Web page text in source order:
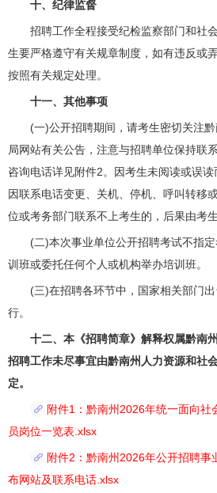
十、纪律监督
招聘工作全程接受纪检监察部门和社
生要严格遵守有关规章制度，如有违反或
按照有关规定处理。
十一、其他事项
(一)公开招聘期间，请考生密切关注黔
局网站有关公告，注意与招聘单位保持联
咨询电话详见附件2。因考生未阅读或误
因联系电话变更、关机、停机、呼叫转移
位或考务部门联系不上考生的，后果由考生
(二)本次事业单位公开招聘考试不指定
训班或委托任何个人或机构举办培训班。
(三)在招聘各环节中，国家相关部门出
行。
十二、本《招聘简章》解释权属黔南
招聘工作未尽事宜由黔南州人力资源和社
定。
附件1：黔南州2026年统一面向社
员岗位一览表.xlsx
附件2：黔南州2026年公开招聘事
布网站及联系电话.xlsx